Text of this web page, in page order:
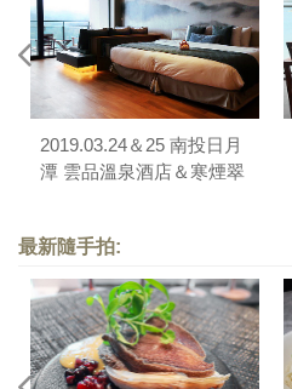
2019.03.24＆25 南投日月
潭 雲品溫泉酒店＆寒煙翠
最新隨手拍: